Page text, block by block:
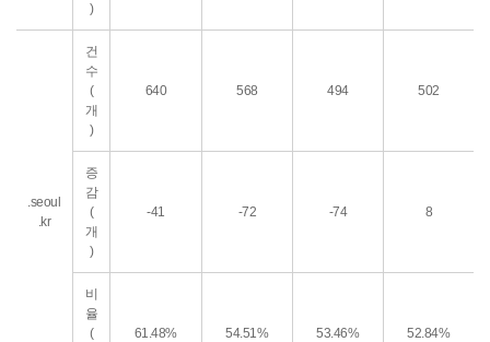
)
.seoul
.kr
건
수
(
개
)
640 568 494 502
증
감
(
개
)
-41 -72 -74 8
비
율
(
61.48% 54.51% 53.46% 52.84%